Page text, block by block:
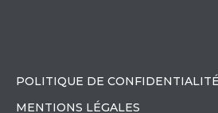
POLITIQUE DE CONFIDENTIALITÉ
MENTIONS LÉGALES